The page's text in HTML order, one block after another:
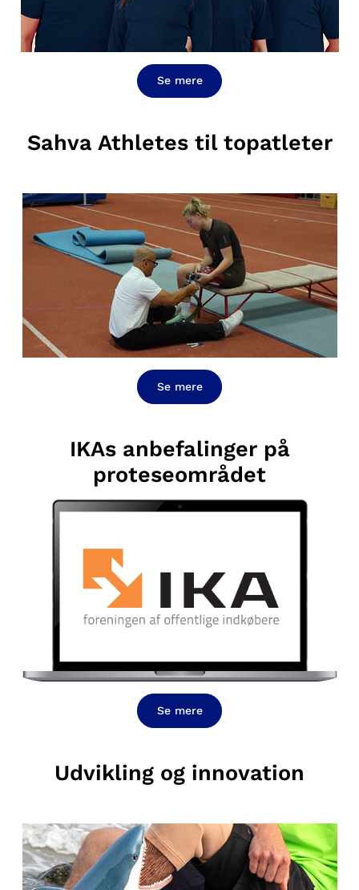
Se mere
Sahva Athletes til topatleter
Se mere
IKAs anbefalinger på
proteseområdet
Se mere
Udvikling og innovation